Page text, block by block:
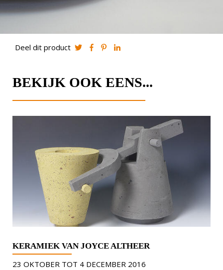
Deel dit product
BEKIJK OOK EENS...
KERAMIEK VAN JOYCE ALTHEER
23 OKTOBER TOT 4 DECEMBER 2016